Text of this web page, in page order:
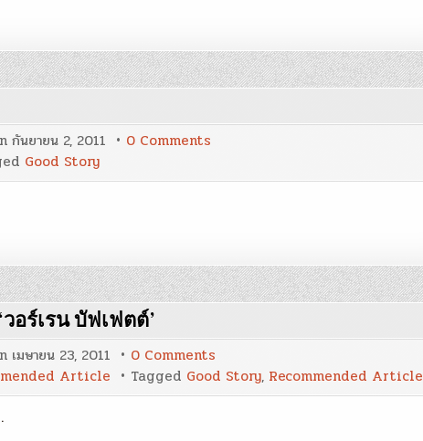
กันยายน 2, 2011 0 Comments
ว่า
Good Story
อร์เรน บัฟเฟตต์’
เมษายน 23, 2011 0 Comments
คำ
แนะนำ
สำหรับ
Article Tagged Good Story, Recommended Article